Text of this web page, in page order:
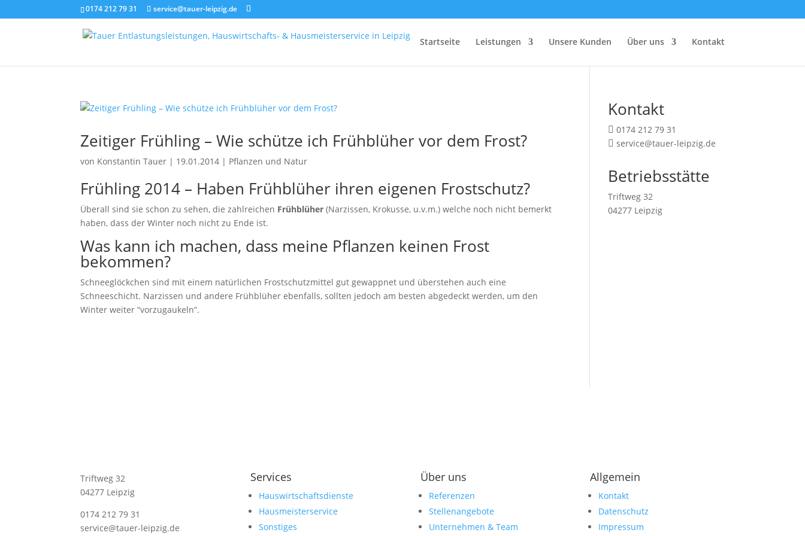
0174 212 79 31 service@tauer-leipzig.de
Startseite Leistungen Unsere Kunden Über uns Kontakt
Zeitiger Frühling – Wie schütze ich Frühblüher vor dem Frost?
von Konstantin Tauer | 19.01.2014 | Pflanzen und Natur
Frühling 2014 – Haben Frühblüher ihren eigenen Frostschutz?
Überall sind sie schon zu sehen, die zahlreichen Frühblüher (Narzissen, Krokusse, u.v.m.) welche noch nicht bemerkt
haben, dass der Winter noch nicht zu Ende ist.
Was kann ich machen, dass meine Pflanzen keinen Frost
bekommen?
Schneeglöckchen sind mit einem natürlichen Frostschutzmittel gut gewappnet und überstehen auch eine
Schneeschicht. Narzissen und andere Frühblüher ebenfalls, sollten jedoch am besten abgedeckt werden, um den
Winter weiter “vorzugaukeln”.
Kontakt
 0174 212 79 31
 service@tauer-leipzig.de
Betriebsstätte
Triftweg 32
04277 Leipzig
Triftweg 32
04277 Leipzig
0174 212 79 31
service@tauer-leipzig.de
Services
Hauswirtschaftsdienste
Hausmeisterservice
Sonstiges
Über uns
Referenzen
Stellenangebote
Unternehmen & Team
Allgemein
Kontakt
Datenschutz
Impressum